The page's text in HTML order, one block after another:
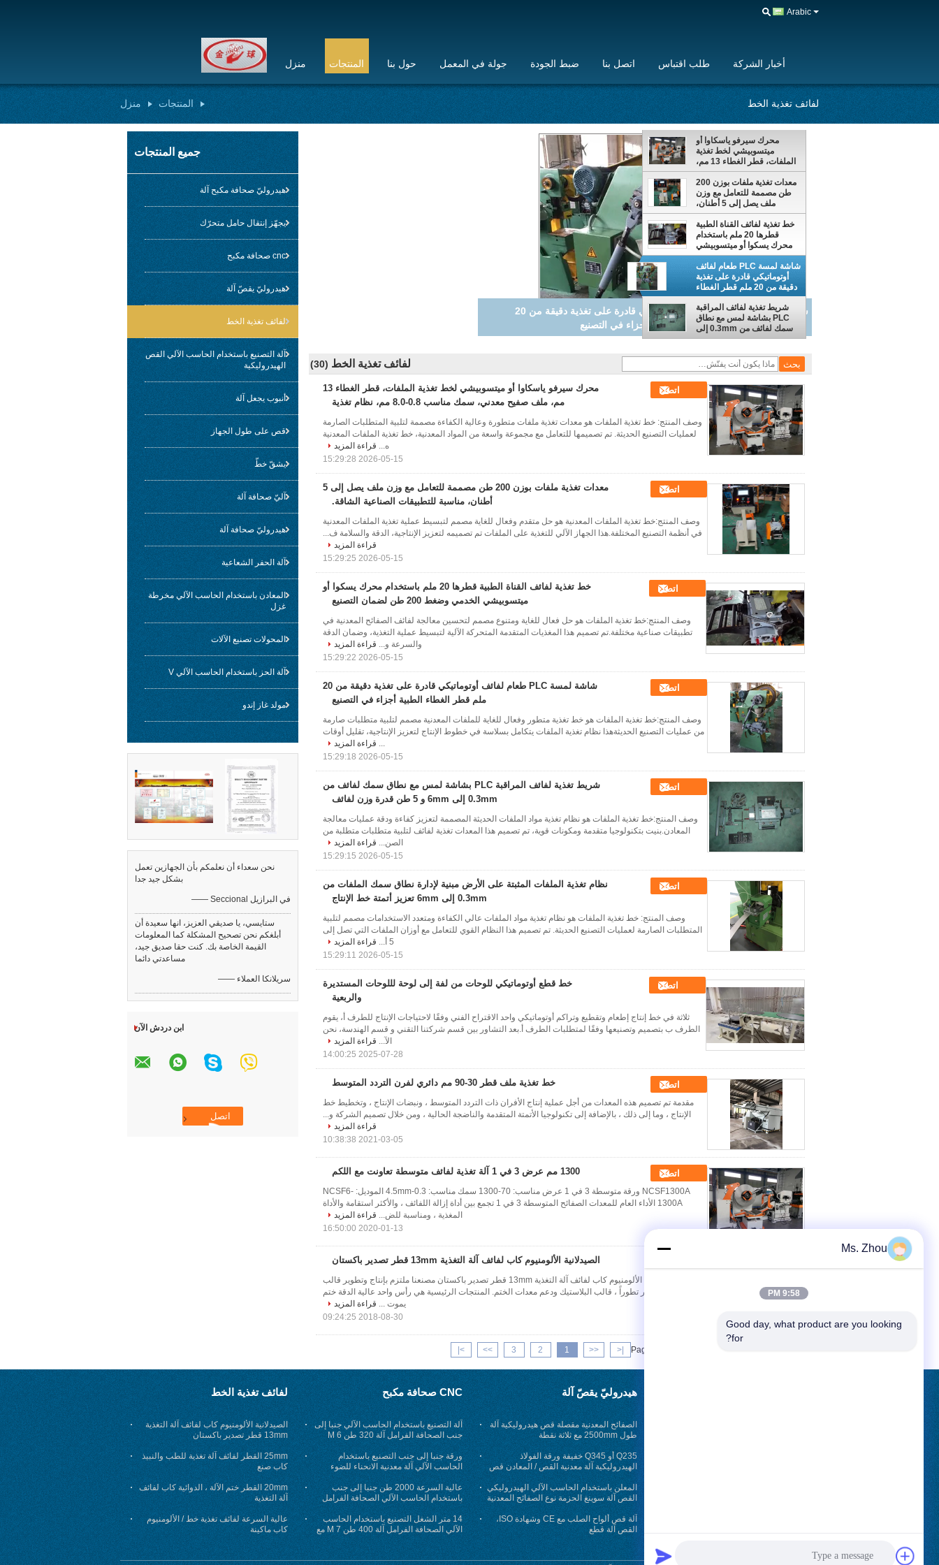
Arabic
منزل المنتجات حول بنا جولة في المعمل ضبط الجودة اتصل بنا طلب اقتباس أخبار الشركة
منزل المنتجات لفائف تغذية الخط
جميع المنتجات
هيدروليّ صحافة مكبح آلة
يجهّز إنتقال حامل متحرّك
cnc صحافة مكبح
هيدروليّ يقصّ آلة
لفائف تغذية الخط
آلة التصنيع باستخدام الحاسب الآلي القص
الهيدروليكية
أنبوب يجعل آلة
قص على طول الجهاز
يشقّ خطّ
آليّ صحافة آلة
هيدروليّ صحافة آلة
آلة الحفر الشعاعية
المعادن باستخدام الحاسب الآلي مخرطة
غزل
المحولات تصنيع الآلات
آلة الحز باستخدام الحاسب الآلي V
مولد غاز إندو
نحن سعداء أن نعلمكم بأن الجهازين تعمل
بشكل جيد جدا
—— Seccional في البرازيل
ستايسي، يا صديقي العزيز، انها سعيدة أن
أبلغكم نحن تصحيح المشكلة كما المعلومات
القيمة الخاصة بك. كنت حقا صديق جيد،
مساعدتي دائما
—— سريلانكا العملاء
ابن دردش الآن
شريط تغذية لفائف المراقبة PLC بشاشة لمس مع نطاق سمك لفائف من
0.3mm إلى 6mm و 5 طن قدرة وزن لفائف
محرك سيرفو ياسكاوا أو
ميتسوبيشي لخط تغذية
الملفات، قطر الغطاء 13 مم،
ملف صفيح معدني، سمك
مناسب 0.8-8.0 مم، نظام
تغذية
معدات تغذية ملفات بوزن 200
طن مصممة للتعامل مع وزن
ملف يصل إلى 5 أطنان،
مناسبة للتطبيقات الصناعية
الشاقة.
خط تغذية لفائف القناة الطبية
قطرها 20 ملم باستخدام
محرك يسكوا أو ميتسوبيشي
الخدمي وضغط 200 طن
لضمان التصنيع
شاشة لمسة PLC طعام لفائف
أوتوماتيكي قادرة على تغذية
دقيقة من 20 ملم قطر الغطاء
الطبية أجزاء في التصنيع
شريط تغذية لفائف المراقبة
PLC بشاشة لمس مع نطاق
سمك لفائف من 0.3mm إلى
6mm و 5 طن قدرة وزن
لفائف تغذية الخط (30)
محرك سيرفو ياسكاوا أو ميتسوبيشي لخط تغذية الملفات، قطر الغطاء 13
مم، ملف صفيح معدني، سمك مناسب 0.8-8.0 مم، نظام تغذية
اتصل
وصف المنتج: خط تغذية الملفات هو معدات تغذية ملفات متطورة وعالية الكفاءة مصممة لتلبية المتطلبات الصارمة
لعمليات التصنيع الحديثة. تم تصميمها للتعامل مع مجموعة واسعة من المواد المعدنية، خط تغذية الملفات المعدنية
ه... قراءة المزيد
2026-05-15 15:29:28
معدات تغذية ملفات بوزن 200 طن مصممة للتعامل مع وزن ملف يصل إلى 5
أطنان، مناسبة للتطبيقات الصناعية الشاقة.
اتصل
وصف المنتج:خط تغذية الملفات المعدنية هو حل متقدم وفعال للغاية مصمم لتبسيط عملية تغذية الملفات المعدنية
في أنظمة التصنيع المختلفة.هذا الجهاز الآلي للتغذية على الملفات تم تصميمه لتعزيز الإنتاجية، الدقة والسلامة ف...
قراءة المزيد
2026-05-15 15:29:25
خط تغذية لفائف القناة الطبية قطرها 20 ملم باستخدام محرك يسكوا أو
ميتسوبيشي الخدمي وضغط 200 طن لضمان التصنيع
اتصل
وصف المنتج:خط تغذية الملفات هو حل فعال للغاية ومتنوع مصمم لتحسين معالجة لفائف الصفائح المعدنية في
تطبيقات صناعية مختلفة.تم تصميم هذا المغذيات المتقدمة المتحركة الآلية لتبسيط عملية التغذية، وضمان الدقة
والسرعة و... قراءة المزيد
2026-05-15 15:29:22
شاشة لمسة PLC طعام لفائف أوتوماتيكي قادرة على تغذية دقيقة من 20
ملم قطر الغطاء الطبية أجزاء في التصنيع
اتصل
وصف المنتج:خط تغذية الملفات هو خط تغذية متطور وفعال للغاية للملفات المعدنية مصمم لتلبية متطلبات صارمة
من عمليات التصنيع الحديثةهذا نظام تغذية الملفات يتكامل بسلاسة في خطوط الإنتاج لتعزيز الإنتاجية، تقليل أوقات
... قراءة المزيد
2026-05-15 15:29:18
شريط تغذية لفائف المراقبة PLC بشاشة لمس مع نطاق سمك لفائف من
0.3mm إلى 6mm و 5 طن قدرة وزن لفائف
اتصل
وصف المنتج:خط تغذية الملفات هو نظام تغذية مواد الملفات الحديثة المصممة لتعزيز كفاءة ودقة عمليات معالجة
المعادن.بنيت بتكنولوجيا متقدمة ومكونات قوية، تم تصميم هذا المعدات تغذية لفائف لتلبية متطلبات متطلبة من
الصن... قراءة المزيد
2026-05-15 15:29:15
نظام تغذية الملفات المثبتة على الأرض مبنية لإدارة نطاق سمك الملفات من
0.3mm إلى 6mm تعزيز أتمتة خط الإنتاج
اتصل
وصف المنتج: خط تغذية الملفات هو نظام تغذية مواد الملفات عالي الكفاءة ومتعدد الاستخدامات مصمم لتلبية
المتطلبات الصارمة لعمليات التصنيع الحديثة. تم تصميم هذا النظام القوي للتعامل مع أوزان الملفات التي تصل إلى
5 أ...
قراءة المزيد
2026-05-15 15:29:11
خط قطع أوتوماتيكي للوحات من لفة إلى لوحة لللوحات المستديرة
والربعية
اتصل
ثلاثة في خط إنتاج إطعام وتقطيع وتراكم أوتوماتيكي واحد الاقتراح الفني وفقًا لاحتياجات الإنتاج للطرف أ، يقوم
الطرف ب بتصميم وتصنيعها وفقًا لمتطلبات الطرف أ.بعد التشاور بين قسم شركتنا التقني و قسم الهندسة، نحن
الآ... قراءة المزيد
2025-07-28 14:00:25
خط تغذية ملف قطر 30-90 مم دائري لفرن التردد المتوسط اتصل
مقدمة تم تصميم هذه المعدات من أجل عملية إنتاج الأفران ذات التردد المتوسط ​​، ونبضات الإنتاج ، وتخطيط خط
الإنتاج ، وما إلى ذلك ، بالإضافة إلى تكنولوجيا الأتمتة المتقدمة والناضجة الحالية ، ومن خلال تصميم الشركة و...
قراءة المزيد
2021-03-05 10:38:38
1300 مم عرض 3 في 1 آلة تغذية لفائف متوسطة تعاونت مع اللكم اتصل
NCSF1300A ورقة متوسطة 3 في 1 عرض مناسب: 70-1300 سمك مناسب: 0.3-4.5mm الموديل: NCSF6-
1300A الأداء العام للمعدات الصفائح المتوسطة 3 في 1 تجمع بين أداة إزالة اللفائف ، والأكثر استقامة والأداة
المغذية ، ومناسبة للض... قراءة المزيد
2020-01-13 16:50:00
الصيدلانية الألومنيوم كاب لفائف آلة التغذية 13mm قطر تصدير باكستان
الصيدلانية الألومنيوم كاب لفائف آلة التغذية 13mm قطر تصدير باكستان مصنعنا ملتزم بإنتاج وتطوير قالب
الألومنيوم الأكثر تطوراً ، قالب البلاستيك ودعم معدات الختم. المنتجات الرئيسية هي رأس واحد عالية الدقة ختم
يموت ... قراءة المزيد
2018-08-30 09:24:25
Page 1 of 3
|<
<<
1
2
3
>>
>|
لفائف تغذية الخط
الصيدلانية الألومنيوم كاب لفائف آلة التغذية
13mm قطر تصدير باكستان
25mm القطر لفائف آلة تغذية للطب والنبيذ
كاب صنع
20mm القطر ختم الآلة ، الدوائية كاب لفائف
آلة التغذية
عالية السرعة لفائف تغذية خط / الألومنيوم
كاب ماكينة
CNC صحافة مكبح
آلة التصنيع باستخدام الحاسب الآلي جنبا إلى
جنب الصحافة الفرامل آلة 320 طن 6 M
اثنين الصحافة التصنيع باستخدام الحاسب
الآلي الانحناء
ورقة جنبا إلى جنب التصنيع باستخدام
الحاسب الآلي آلة معدنية الانحناء للضوء
القطب الانحناء
عالية السرعة 2000 طن جنبا إلى جنب
باستخدام الحاسب الآلي الصحافة الفرامل
آلة-2-WE67K-2000/9000
14 متر الشغل التصنيع باستخدام الحاسب
الآلي الصحافة الفرامل آلة 400 طن 7 M مع
الحنجرة 950MM
هيدروليّ يقصّ آلة
الصفائح المعدنية مقصلة قص هيدروليكية آلة
طول 2500mm مع ثلاثة نقطة
Q235 أو Q345 خفيفة ورقة الفولاذ
الهيدروليكية آلة معدنية القص / المعادن قص
المعلن باستخدام الحاسب الآلي الهيدروليكي
القص آلة سوينغ الحزمة نوع الصفائح المعدنية
كتر
آلة قص ألواح الصلب مع CE وشهادة ISO،
القص آلة قطع
Ms. Zhou
9:58 PM
Good day, what product are you looking
for?